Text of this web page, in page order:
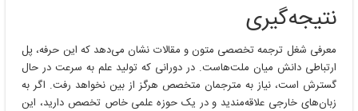
نتیجه‌گیری
معرفی شغل ترجمه تخصصی متون و مقالات نشان می‌دهد که این حرفه، پل
ارتباطی دانش میان ملت‌هاست. در دورانی که تولید علم به سرعت در حال
گسترش است، نیاز به مترجمان متخصص هرگز از بین نخواهد رفت. اگر به
زبان‌های خارجی علاقه‌مندید و در یک حوزه علمی خاص تخصص دارید، این